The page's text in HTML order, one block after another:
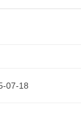
07-18